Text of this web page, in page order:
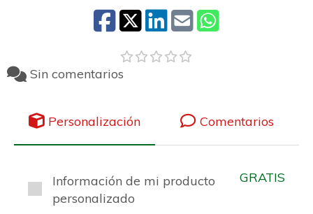
Sin comentarios
Personalización Comentarios
Información de mi producto
personalizado
GRATIS